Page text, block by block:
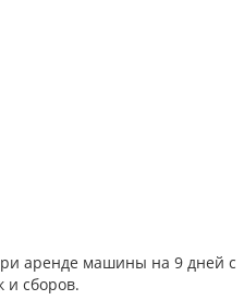
аренде машины на 9 дней с
и сборов.